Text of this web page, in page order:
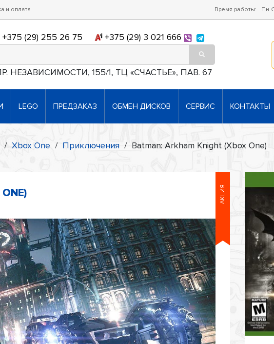
и оплата Время работы: Пн-
+375 (29) 255 26 75 +375 (29) 3 021 666
НЕЗАВИСИМОСТИ, 155/1, ТЦ «СЧАСТЬЕ», ПАВ. 67
LEGO ПРЕДЗАКАЗ ОБМЕН ДИСКОВ СЕРВИС КОНТАКТЫ
/ Xbox One / Приключения / Batman: Arkham Knight (Xbox One)
АКЦИЯ